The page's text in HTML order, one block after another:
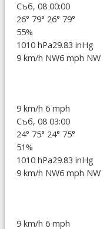
Съб, 08 00:00
26° 79° 26° 79°
55%
1010 hPa29.83 inHg
9 km/h NW6 mph NW
9 km/h 6 mph
Съб, 08 03:00
24° 75° 24° 75°
51%
1010 hPa29.83 inHg
9 km/h NW6 mph NW
9 km/h 6 mph